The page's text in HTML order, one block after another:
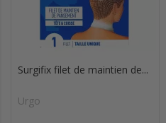
Surgifix filet de maintien de...
Urgo